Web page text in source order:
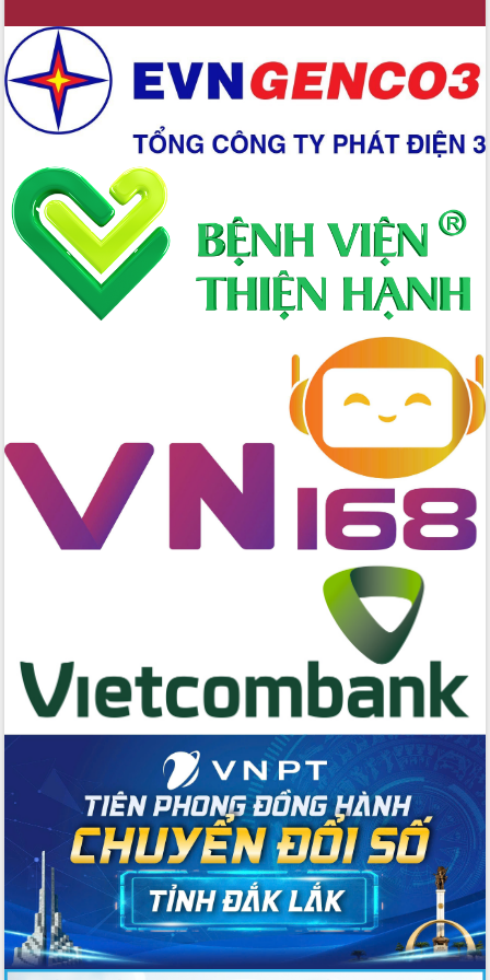
Việt Nam
Thứ trưởng Bộ Y tế làm việc với tỉnh
Đắk Lắk về phát triển nhân lực y tế
cho trạm y tế cấp xã
Du lịch Đắk Lắk nâng tầm trải nghiệm
du khách thông qua Hệ thống cơ sở dữ
liệu và Bản đồ số
Tập huấn ứng dụng trí tuệ nhân tạo (AI)
trong thương mại điện tử năm 2026
Đoàn đại biểu Quốc hội tỉnh Đắk Lắk
trao đổi thông tin trước Kỳ họp thứ
nhất, Quốc hội khóa XVI
Quyết liệt cải cách hành chính, khơi
chuyển đổi số
Phó Chủ tịch Thường trực UBND tỉnh
Hồ Thị Nguyên Thảo làm việc tại Trung
tâm Phục vụ hành chính công xã Ea
mới
Chuyển đổi số 'mở đường' cho nông
nghiệp Đắk Lắk tăng trưởng bứt phá
Triển khai đồng bộ đo đạc, lập hồ sơ
địa chính, hoàn thiện cơ sở dữ liệu đất
Ứng dụng sinh trắc học - Bước tiến
trong hành trình chuyển đổi số tại Đắk
Lắk
Đắk Lắk nâng cao hiệu quả công tác
Đảng từ Sổ tay đảng viên điện tử
Đắk Lắk đẩy mạnh nuôi biển công
nghệ, hướng tới phát triển thủy sản
bền vững